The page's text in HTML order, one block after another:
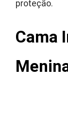
proteção.
Cama